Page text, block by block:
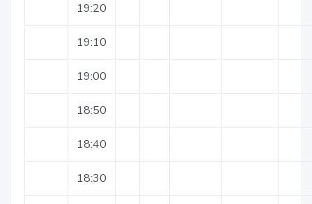
19:20
19:10
19:00
18:50
18:40
18:30